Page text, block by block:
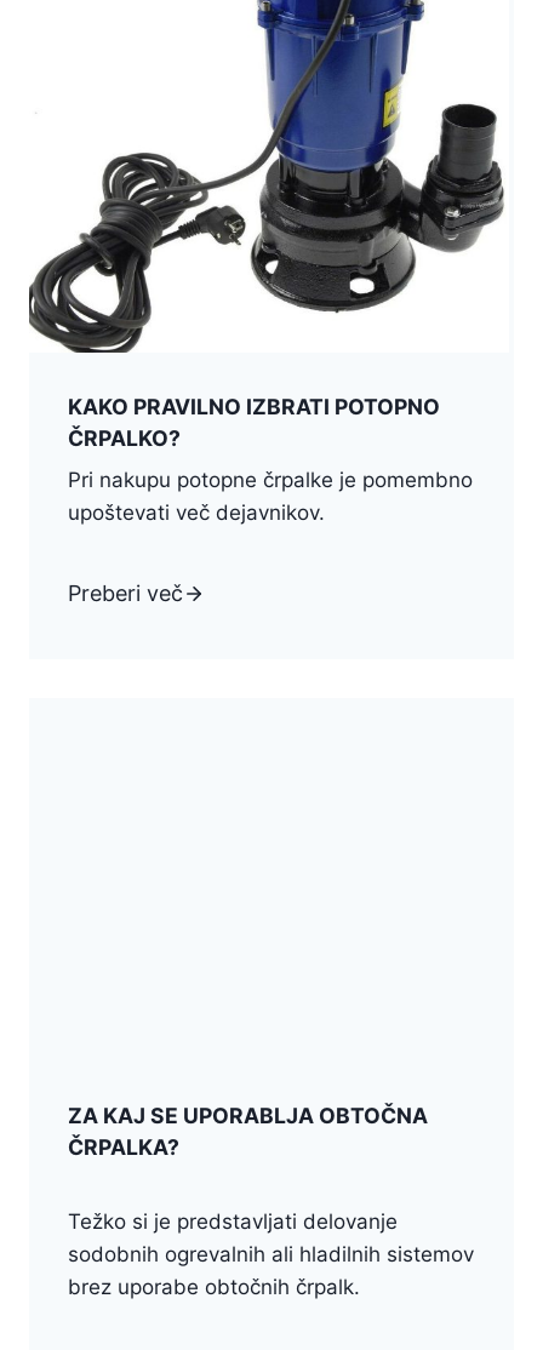
KAKO PRAVILNO IZBRATI POTOPNO
ČRPALKO?
Pri nakupu potopne črpalke je pomembno
upoštevati več dejavnikov.
Preberi več
ZA KAJ SE UPORABLJA OBTOČNA
ČRPALKA?
Težko si je predstavljati delovanje
sodobnih ogrevalnih ali hladilnih sistemov
brez uporabe obtočnih črpalk.